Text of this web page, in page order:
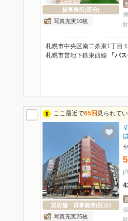
貸事務所(区分)
写真充実10枚
札幌市中央区南二条東1丁目
札幌市営地下鉄東西線 「バ
ここ最近で65回 見られて
貸店舗・貸事務所(区分)
写真充実25枚
5
[